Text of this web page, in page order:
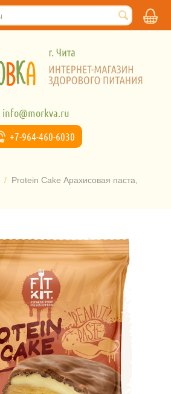
info@morkva.ru
+7-964-460-6030
/ Protein Cake Арахисовая паста,